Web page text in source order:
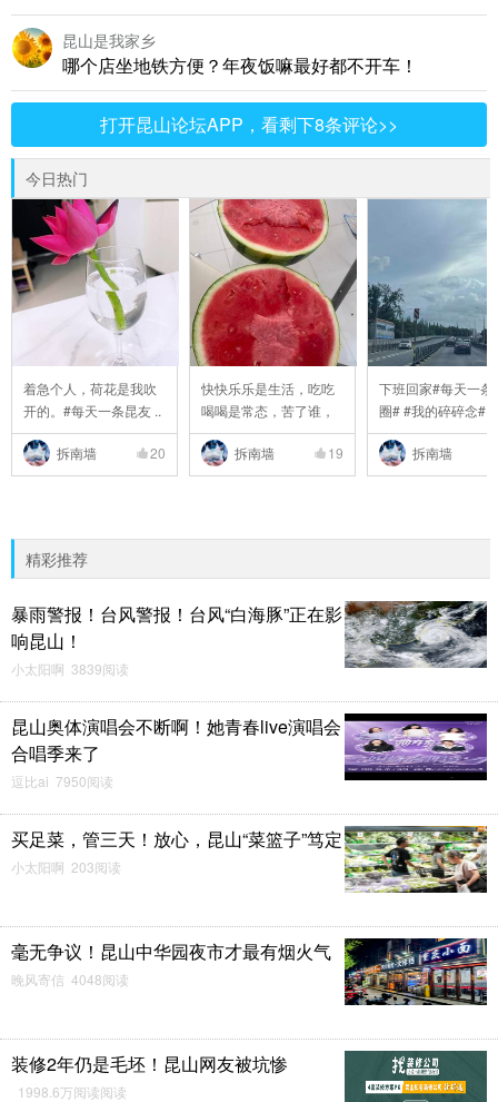
昆山是我家乡
哪个店坐地铁方便？年夜饭嘛最好都不开车！
打开昆山论坛APP，看剩下8条评论>>
今日热门
着急个人，荷花是我吹
开的。#每天一条昆友 ..
拆南墙 20
快快乐乐是生活，吃吃
喝喝是常态，苦了谁，
..
拆南墙
19
下班回家#每天一条
圈# #我的碎碎念#
拆南墙
精彩推荐
暴雨警报！台风警报！台风“白海豚”正在影
响昆山！
小太阳啊 3839阅读
昆山奥体演唱会不断啊！她青春live演唱会
合唱季来了
逗比ai 7950阅读
买足菜，管三天！放心，昆山“菜篮子”笃定
小太阳啊 203阅读
毫无争议！昆山中华园夜市才最有烟火气
晚风寄信 4048阅读
装修2年仍是毛坯！昆山网友被坑惨
1998.6万阅读阅读